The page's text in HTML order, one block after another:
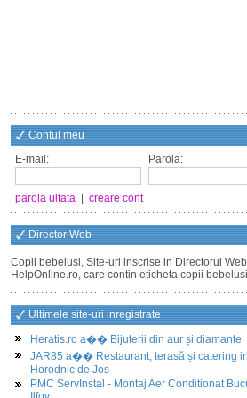
Contul meu
E-mail:
Parola:
parola uitata creare cont
Director Web
Copii bebelusi, Site-uri inscrise in Directorul Web
HelpOnline.ro, care contin eticheta copii bebelusi
Ultimele site-uri inregistrate
Heratis.ro a�� Bijuterii din aur și diamante
JAR85 a�� Restaurant, terasă și catering in
Horodnic de Jos
PMC ServInstal - Montaj Aer Conditionat